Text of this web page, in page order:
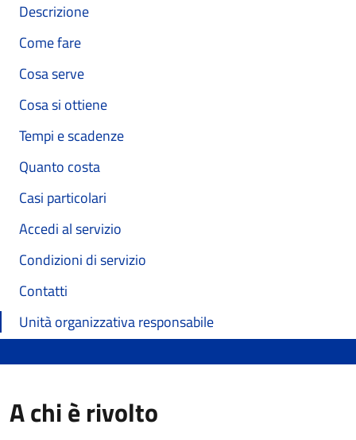
Descrizione
Come fare
Cosa serve
Cosa si ottiene
Tempi e scadenze
Quanto costa
Casi particolari
Accedi al servizio
Condizioni di servizio
Contatti
Unità organizzativa responsabile
A chi è rivolto